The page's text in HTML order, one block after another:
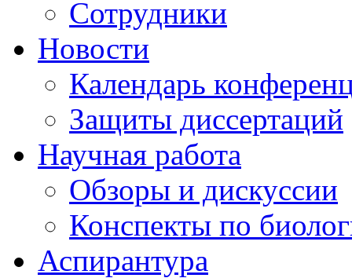
Сотрудники
Новости
Календарь
Защиты диссертаций
Научная работа
Обзоры и дискуссии
Конспекты по
Аспирантура